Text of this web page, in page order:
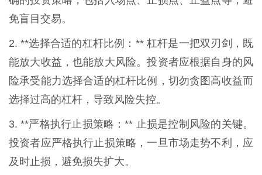
免盲目交易。
2. **选择合适的杠杆比例：** 杠杆是一把双刃剑，既
能放大收益，也能放大风险。投资者应根据自身的风
险承受能力选择合适的杠杆比例，切勿贪图高收益而
选择过高的杠杆，导致风险失控。
3. **严格执行止损策略：** 止损是控制风险的关键。
投资者应严格执行止损策略，一旦市场走势不利，应
及时止损，避免损失扩大。